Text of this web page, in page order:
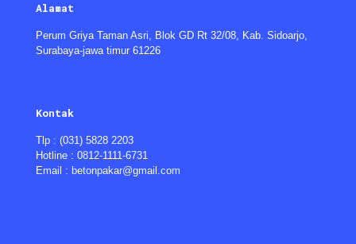
Alamat
Perum Griya Taman Asri, Blok GD Rt 32/08, Kab. Sidoarjo,
Surabaya-jawa timur 61226
Kontak
Tlp : (031) 5828 2203
Hotline : 0812-1111-6731
Email : betonpakar@gmail.com